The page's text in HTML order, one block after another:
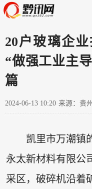
20户玻璃企
“做强工业主
篇
2024-06-13 10:20 来源：贵
凯里市万潮镇
永太新材料有限公
采区，破碎机沿着